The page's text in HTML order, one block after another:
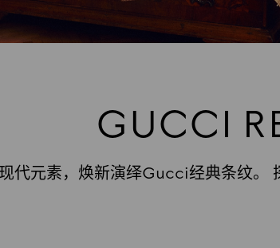
GUCCI
代元素，焕新演绎Gucci经典条纹。